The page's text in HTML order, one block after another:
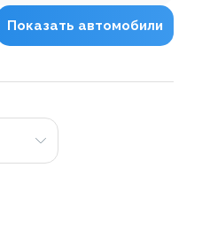
Показать автомобили